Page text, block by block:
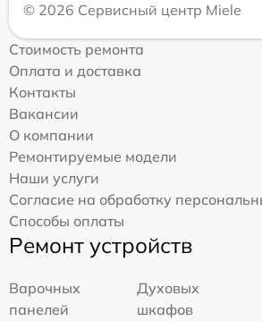
© 2026 Сервисный центр Miele
Стоимость ремонта
Оплата и доставка
Контакты
Вакансии
О компании
Ремонтируемые модели
Наши услуги
Согласие на обработку
Способы оплаты
Ремонт устройств
Варочных
панелей
Духовых
шкафов